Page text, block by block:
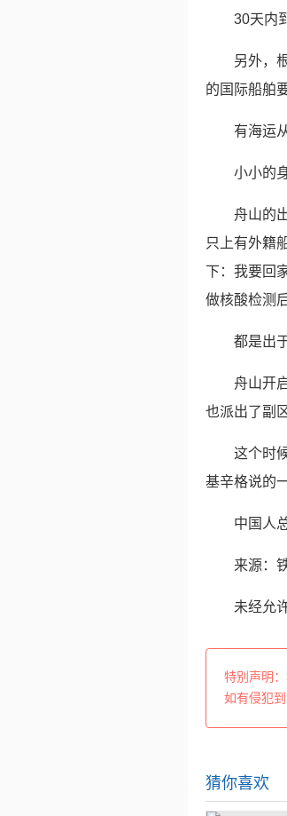
30天内
另外，
的国际船舶
有海运
小小的
舟山的
只上有外籍
下：我要回
做核酸检测
都是出
舟山开
也派出了副
这个时
基辛格说的
中国人
来源：
未经允
特别声明
如有侵犯
猜你喜欢